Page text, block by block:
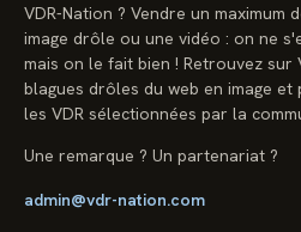
VDR-Nation ? Vendre un maximum
image drôle ou une vidéo : on ne
mais on le fait bien ! Retrouvez sur
blagues drôles du web en image et
les VDR sélectionnées par la
Une remarque ? Un partenariat ?
admin@vdr-nation.com